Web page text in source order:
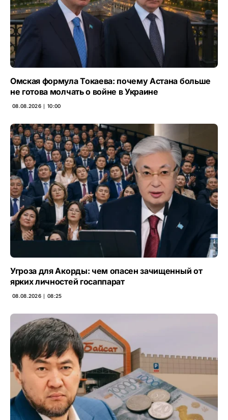
Омская формула Токаева: почему Астана больше
не готова молчать о войне в Украине
08.08.2026 ∣ 10:00
Угроза для Акорды: чем опасен зачищенный от
ярких личностей госаппарат
08.08.2026 ∣ 08:25